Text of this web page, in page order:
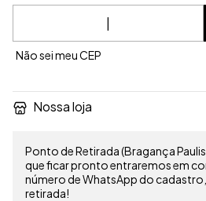
Entregas para o CEP:
Não sei meu CEP
Nossa loja
Ponto de Retirada (Bragança
que ficar pronto entraremos em
número de WhatsApp do
retirada!